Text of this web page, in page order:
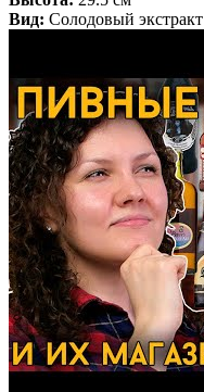
Вид: Солодовый экстракт